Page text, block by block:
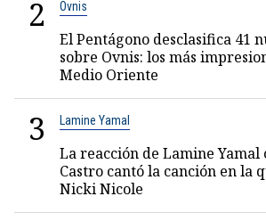
2 Ovnis
El Pentágono desclasifica 41
sobre Ovnis: los más
Medio Oriente
3 Lamine Yamal
La reacción de Lamine Yamal
Castro cantó la canción en la
Nicki Nicole